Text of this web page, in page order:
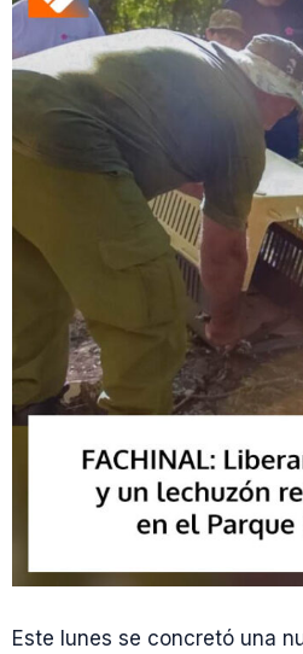
Este lunes se concretó una